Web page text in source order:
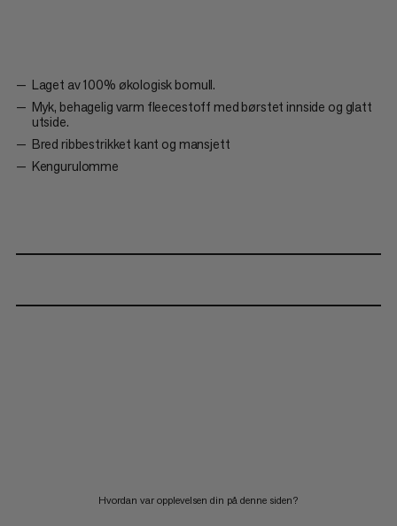
Laget av 100% økologisk bomull.
Myk, behagelig varm fleecestoff med børstet innside og glatt
utside.
Bred ribbestrikket kant og mansjett
Kengurulomme
Hvordan var opplevelsen din på denne siden?